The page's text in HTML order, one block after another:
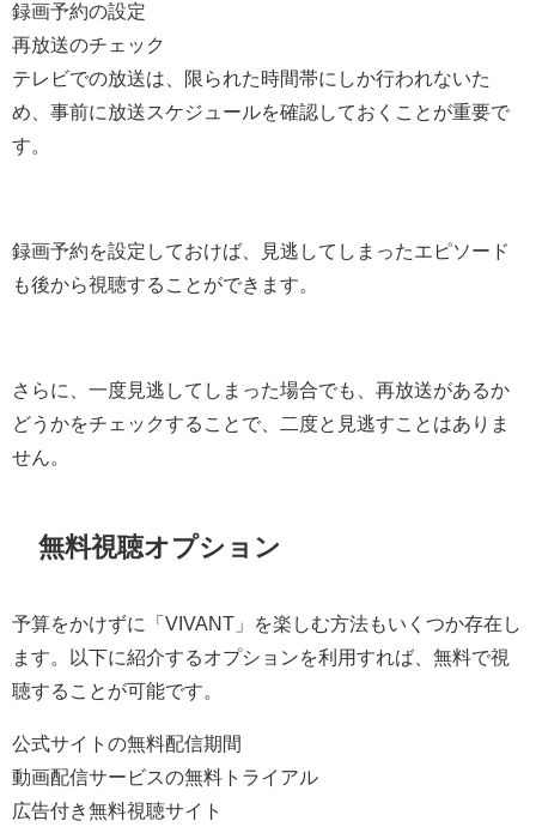
録画予約の設定
再放送のチェック
テレビでの放送は、限られた時間帯にしか行われないた
め、事前に放送スケジュールを確認しておくことが重要で
す。
録画予約を設定しておけば、見逃してしまったエピソード
も後から視聴することができます。
さらに、一度見逃してしまった場合でも、再放送があるか
どうかをチェックすることで、二度と見逃すことはありま
せん。
無料視聴オプション
予算をかけずに「VIVANT」を楽しむ方法もいくつか存在し
ます。以下に紹介するオプションを利用すれば、無料で視
聴することが可能です。
公式サイトの無料配信期間
動画配信サービスの無料トライアル
広告付き無料視聴サイト